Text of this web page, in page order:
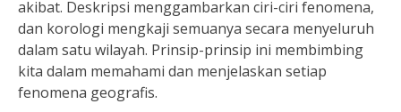
akibat. Deskripsi menggambarkan ciri-ciri fenomena,
dan korologi mengkaji semuanya secara menyeluruh
dalam satu wilayah. Prinsip-prinsip ini membimbing
kita dalam memahami dan menjelaskan setiap
fenomena geografis.